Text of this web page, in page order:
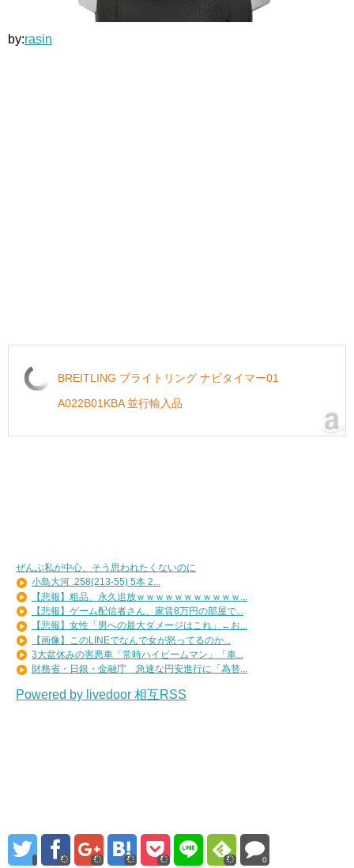
by:rasin
BREITLING ブライトリング ナビタイマー01
A022B01KBA 並行輸入品
ぜんぶ私が中心、そう思われたくないのに
小島大河 .258(213-55) 5本 2...
【悲報】粗品、永久追放ｗｗｗｗｗｗｗｗｗｗｗ...
【悲報】ゲーム配信者さん、家賃8万円の部屋で...
【悲報】女性「男への最大ダメージはこれ」←お...
【画像】このLINEでなんで女が怒ってるのか...
3大盆休みの害悪車「常時ハイビームマン」「車...
財務省・日銀・金融庁 急速な円安進行に「為替...
Powered by livedoor 相互RSS
0